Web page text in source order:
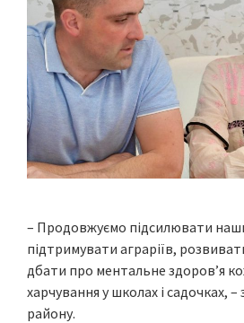
– Продовжуємо підсилювати
підтримувати аграріїв,
дбати про ментальне здоров’я
харчування у школах і садочках,
району.